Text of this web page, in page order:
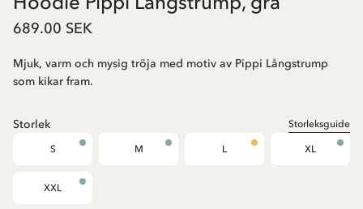
689.00 SEK
Mjuk, varm och mysig tröja med motiv av Pippi Långstrump
som kikar fram.
Storlek Storleksguide
S M L XL
XXL